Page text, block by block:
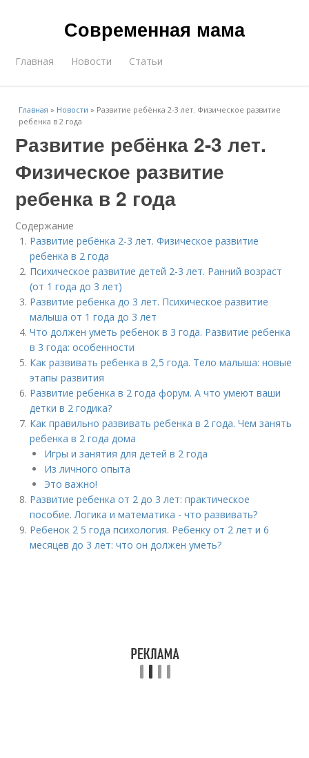
Современная мама
Главная Новости Статьи
Главная » Новости » Развитие ребёнка 2-3 лет. Физическое развитие
ребенка в 2 года
Развитие ребёнка 2-3 лет.
Физическое развитие
ребенка в 2 года
Содержание
Развитие ребёнка 2-3 лет. Физическое развитие
ребенка в 2 года
Психическое развитие детей 2-3 лет. Ранний возраст
(от 1 года до 3 лет)
Развитие ребенка до 3 лет. Психическое развитие
малыша от 1 года до 3 лет
Что должен уметь ребенок в 3 года. Развитие ребенка
в 3 года: особенности
Как развивать ребенка в 2,5 года. Тело малыша: новые
этапы развития
Развитие ребенка в 2 года форум. А что умеют ваши
детки в 2 годика?
Как правильно развивать ребенка в 2 года. Чем занять
ребенка в 2 года дома
Игры и занятия для детей в 2 года
Из личного опыта
Это важно!
Развитие ребенка от 2 до 3 лет: практическое
пособие. Логика и математика - что развивать?
Ребенок 2 5 года психология. Ребенку от 2 лет и 6
месяцев до 3 лет: что он должен уметь?